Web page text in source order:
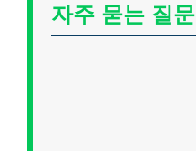
자주 묻는 질문